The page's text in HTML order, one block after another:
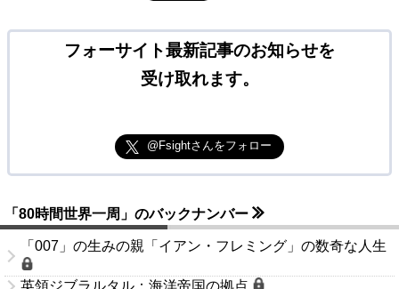
フォーサイト最新記事のお知らせを
受け取れます。
@Fsightさんをフォロー
「80時間世界一周」のバックナンバー
「007」の生みの親「イアン・フレミング」の数奇な人生